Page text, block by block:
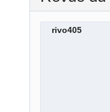
rivo405